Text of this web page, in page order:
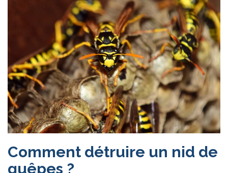
Comment détruire un nid de
guêpes ?